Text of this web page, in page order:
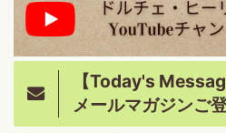
【Today's
メールマガジンご